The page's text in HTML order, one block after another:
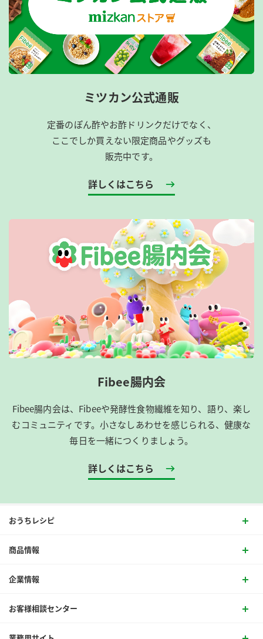
ミツカン公式通販
定番のぽん酢やお酢ドリンクだけでなく、
ここでしか買えない限定商品やグッズも
販売中です。
詳しくはこちら
Fibee腸内会
Fibee腸内会は、​Fibeeや発酵性食物繊維を知り、語り、楽し
むコミュニティです。​小さなしあわせを感じられる、健康な
毎日を一緒につくりましょう。
詳しくはこちら
おうちレシピ
商品情報
企業情報
お客様相談センター